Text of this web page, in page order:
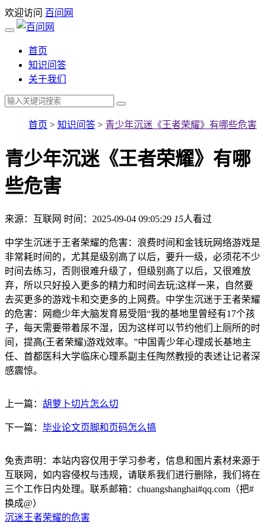
欢迎访问 百问网
首页
知识问答
关于我们
首页 > 知识问答 > 青少年沉迷《王者荣耀》有哪些危害
青少年沉迷《王者荣耀》有哪
些危害
来源：互联网 时间：2025-09-04 09:05:29 15人看过
中学生沉迷于王者荣耀的危害：浪费时间和金钱玩网络游戏是
非常耗时间的，尤其是级别高了以后，要升一级，必须花不少
时间去练习，否则很难升级了，但级别高了以后，又很难放
弃，所以只好投入更多的精力和时间去玩;这样一来，自然要
去买更多的游戏卡和交更多的上网费。中学生沉迷于王者荣耀
的危害：网瘾少年大脑发育易受阻“我的基地里曾经有17个孩
子，每天需要带着尿不湿，因为这样可以节约他们上厕所的时
间，提高(王者荣耀)游戏效率。”中国青少年心理成长基地主
任、首都医科大学临床心理系副主任陶然教授的表述让记者深
感震惊。
上一篇： 胡萝卜切片怎么切
下一篇： 毕业论文页脚和页码怎么搞
免责声明：本站内容仅用于学习参考，信息和图片素材来源于
互联网，如内容侵权与违规，请联系我们进行删除，我们将在
三个工作日内处理。联系邮箱：chuangshanghai#qq.com（把#
换成@）
沉迷王者荣耀的危害